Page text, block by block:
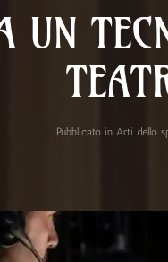
UN
Pubblicato in Arti dello